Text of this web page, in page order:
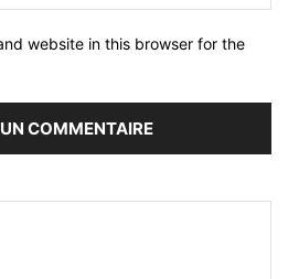
website in this browser for the